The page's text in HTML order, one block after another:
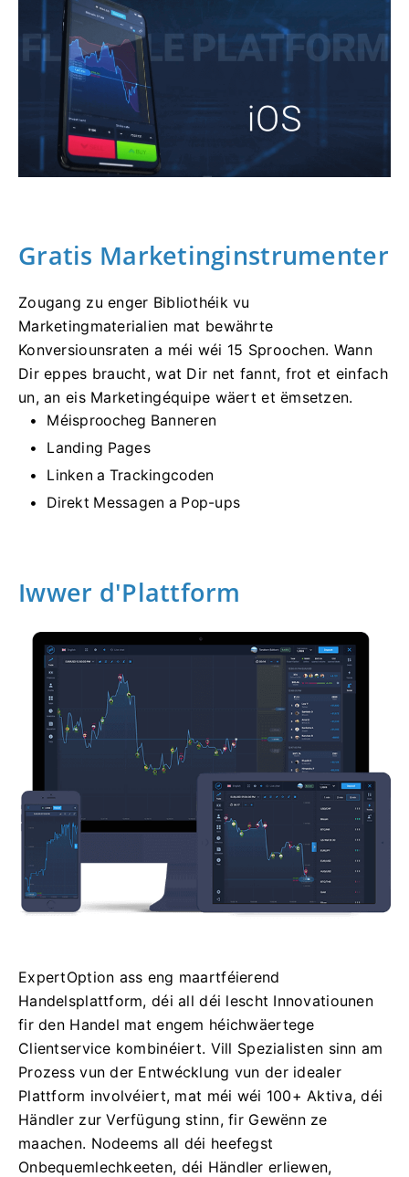
Gratis Marketinginstrumenter
Zougang zu enger Bibliothéik vu
Marketingmaterialien mat bewährte
Konversiounsraten a méi wéi 15 Sproochen. Wann
Dir eppes braucht, wat Dir net fannt, frot et einfach
un, an eis Marketingéquipe wäert et ëmsetzen.
Méisproocheg Banneren
Landing Pages
Linken a Trackingcoden
Direkt Messagen a Pop-ups
Iwwer d'Plattform
ExpertOption ass eng maartféierend
Handelsplattform, déi all déi lescht Innovatiounen
fir den Handel mat engem héichwäertege
Clientservice kombinéiert. Vill Spezialisten sinn am
Prozess vun der Entwécklung vun der idealer
Plattform involvéiert, mat méi wéi 100+ Aktiva, déi
Händler zur Verfügung stinn, fir Gewënn ze
maachen. Nodeems all déi heefegst
Onbequemlechkeeten, déi Händler erliewen,